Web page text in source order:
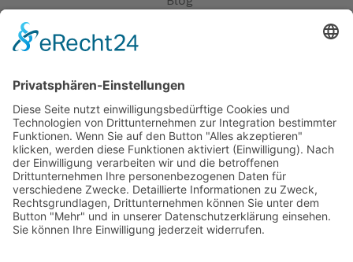
Versandpartner
Verfügbarkeiten
Zahlung und Versand
Datenschutz
Fernabsatz